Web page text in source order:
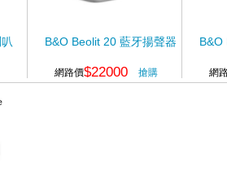
B&O Beolit 20 藍牙揚聲器
網路價$22000 搶購
B&O
網